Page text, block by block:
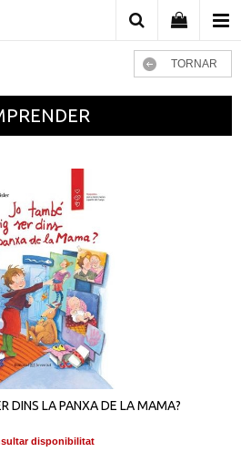
TORNAR
DINS LA PANXA DE LA MAMA?
disponibilitat